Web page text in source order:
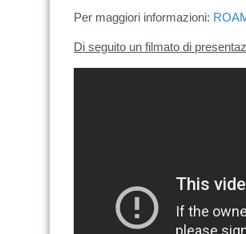
Per maggiori informazioni:
Di seguito un filmato di